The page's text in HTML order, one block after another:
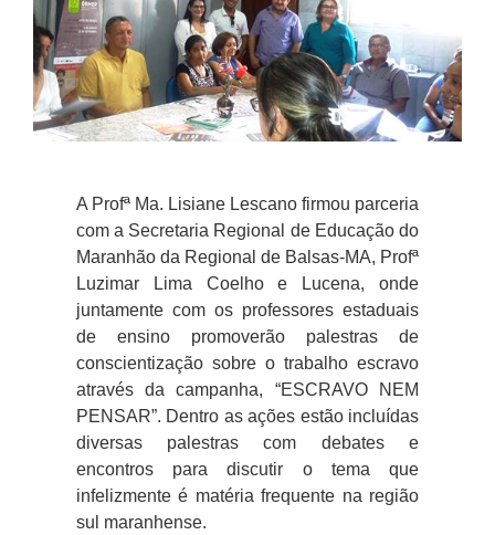
A Profª Ma. Lisiane Lescano firmou parceria
com a Secretaria Regional de Educação do
Maranhão da Regional de Balsas-MA, Profª
Luzimar Lima Coelho e Lucena, onde
juntamente com os professores estaduais
de ensino promoverão palestras de
conscientização sobre o trabalho escravo
através da campanha, “ESCRAVO NEM
PENSAR”. Dentro as ações estão incluídas
diversas palestras com debates e
encontros para discutir o tema que
infelizmente é matéria frequente na região
sul maranhense.